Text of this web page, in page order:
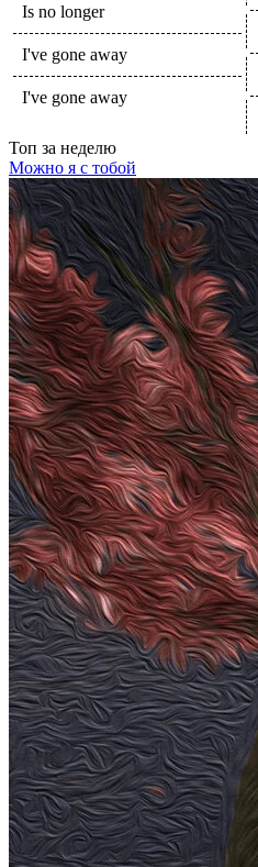
Is no longer
I've gone away
I've gone away
Топ за неделю
Можно я с тобой